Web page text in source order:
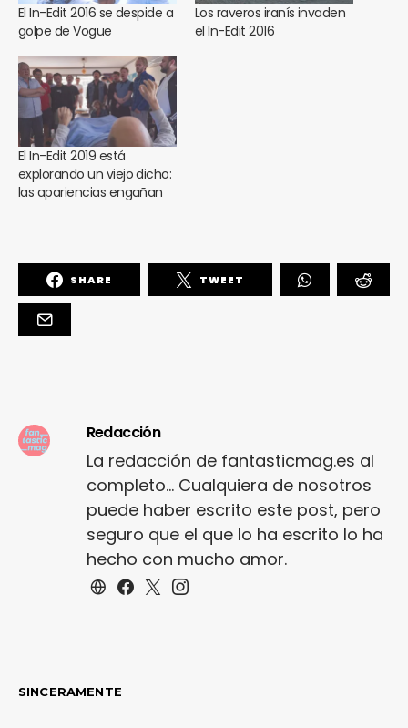
El In-Edit 2016 se despide a
golpe de Vogue
Los raveros iranís invaden
el In-Edit 2016
El In-Edit 2019 está
explorando un viejo dicho:
las apariencias engañan
SHARE TWEET
Redacción
La redacción de fantasticmag.es al
completo... Cualquiera de nosotros
puede haber escrito este post, pero
seguro que el que lo ha escrito lo ha
hecho con mucho amor.
SINCERAMENTE